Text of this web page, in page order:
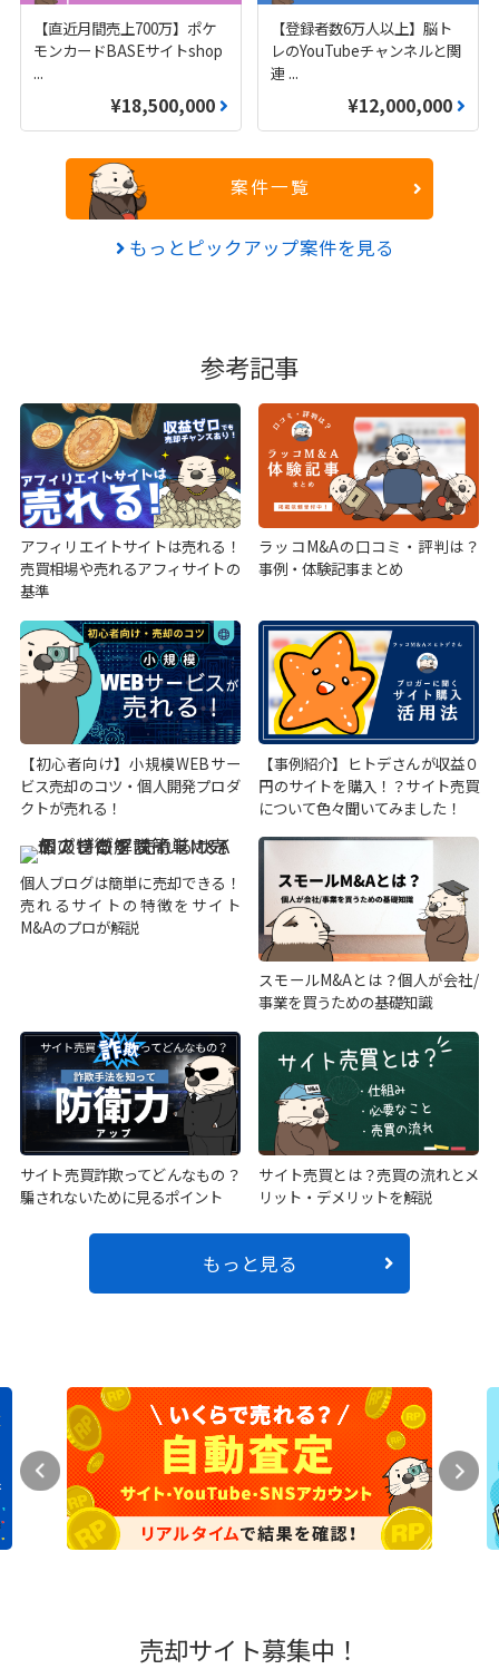
【直近月間売上700万】ポケ
モンカードBASEサイトshop
...
¥18,500,000
【登録者数6万人以上】脳ト
レのYouTubeチャンネルと関
連 ...
¥12,000,000
案件一覧
もっとピックアップ案件を見る
参考記事
アフィリエイトサイトは売れる！
売買相場や売れるアフィサイトの
基準
ラッコM&Aの口コミ・評判は？
事例・体験記事まとめ
【初心者向け】小規模WEBサー
ビス売却のコツ・個人開発プロダ
クトが売れる！
【事例紹介】ヒトデさんが収益０
円のサイトを購入！？サイト売買
について色々聞いてみました！
個人ブログは簡単に売却できる！
売れるサイトの特徴をサイト
M&Aのプロが解説
スモールM&Aとは？個人が会社/
事業を買うための基礎知識
サイト売買詐欺ってどんなもの？
騙されないために見るポイント
サイト売買とは？売買の流れとメ
リット・デメリットを解説
もっと見る
売却サイト募集中！